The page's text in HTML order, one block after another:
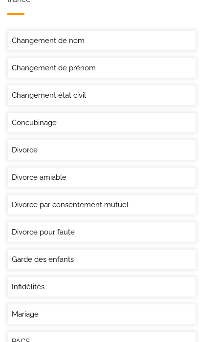
Changement de nom
Changement de prénom
Changement état civil
Concubinage
Divorce
Divorce amiable
Divorce par consentement mutuel
Divorce pour faute
Garde des enfants
Infidélités
Mariage